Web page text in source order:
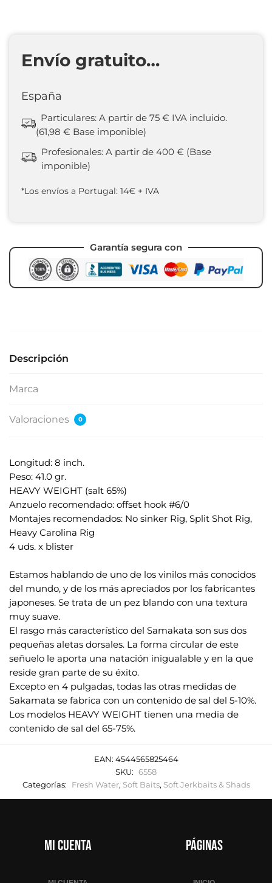
Envío gratuito…
España
Particulares: A partir de 75 € IVA incluido.
(61,98 € Base imponible)
Profesionales: A partir de 400 € (Base
imponible)
*Los envíos a Portugal: 14€ + IVA
Garantía segura con
Descripción
Marca
Valoraciones 0
Longitud: 8 inch.
Peso: 41.0 gr.
HEAVY WEIGHT (salt 65%)
Anzuelo recomendado: offset hook #6/0
Montajes recomendados: No sinker Rig, Split Shot Rig,
Heavy Carolina Rig
4 uds. x blister
Estamos hablando de uno de los vinilos más conocidos
del mundo, y de los más apreciados por los fabricantes
japoneses. Se trata de un pez blando con una textura
muy suave.
El rasgo más característico del Samakata son sus dos
pequeñas aletas dorsales. La forma circular de este
señuelo le aporta una natación inigualable y en la que
reside gran parte de su éxito.
Excepto en 4 pulgadas, todas las otras medidas de
Sakamata se fabrica con un contenido de sal del 5-10%.
Los modelos HEAVY WEIGHT tienen una media de
contenido de sal del 65-75%.
EAN: 4544565825464
SKU: 6558
Categorías:
Fresh Water, Soft Baits, Soft Jerkbaits & Shads
Mi cuenta Páginas